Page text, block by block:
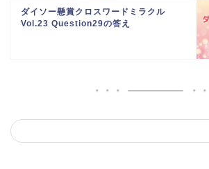
ダイソー懸賞クロスワードミラクル
Vol.23 Question29の答え